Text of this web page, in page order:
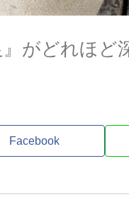
がどれほど
Facebook